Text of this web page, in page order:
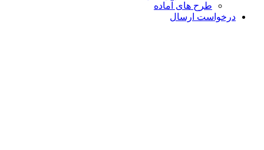
طرح های آماده
درخواست ارسال